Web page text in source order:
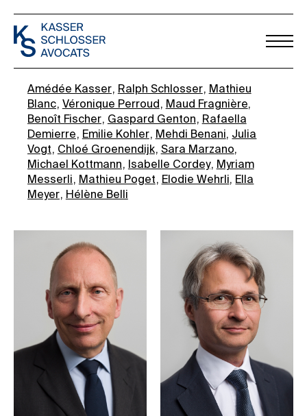
Amédée Kasser Ralph Schlosser
Mathieu
Blanc
Véronique Perroud
Maud Fragnière
Benoît Fischer
Gaspard Genton
Rafaella
Demierre
Emilie Kohler Mehdi Benani
Julia
Vogt
Chloé Groenendijk Sara Marzano
Michael Kottmann
Isabelle Cordey
Myriam
Messerli
Mathieu Poget Elodie Wehrli
Ella
Meyer
Hélène Belli